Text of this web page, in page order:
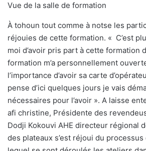
Vue de la salle de formation
À tohoun tout comme à notse les
réjouies de cette formation. « C’est
moi d’avoir pris part à cette formation
formation m’a personnellement
l’importance d’avoir sa carte
pense d’ici quelques jours je vais
nécessaires pour l’avoir ». A laisse
afi christine, Présidente des
Dodji Kokouvi AHE directeur régional
des plateaux s’est réjoui du